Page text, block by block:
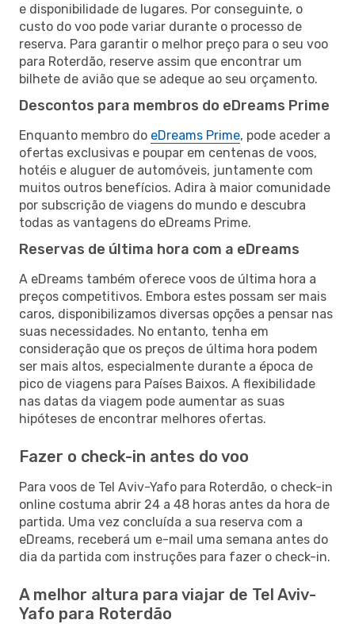
e disponibilidade de lugares. Por conseguinte, o
custo do voo pode variar durante o processo de
reserva. Para garantir o melhor preço para o seu voo
para Roterdão, reserve assim que encontrar um
bilhete de avião que se adeque ao seu orçamento.
Descontos para membros do eDreams Prime
Enquanto membro do eDreams Prime, pode aceder a
ofertas exclusivas e poupar em centenas de voos,
hotéis e aluguer de automóveis, juntamente com
muitos outros benefícios. Adira à maior comunidade
por subscrição de viagens do mundo e descubra
todas as vantagens do eDreams Prime.
Reservas de última hora com a eDreams
A eDreams também oferece voos de última hora a
preços competitivos. Embora estes possam ser mais
caros, disponibilizamos diversas opções a pensar nas
suas necessidades. No entanto, tenha em
consideração que os preços de última hora podem
ser mais altos, especialmente durante a época de
pico de viagens para Países Baixos. A flexibilidade
nas datas da viagem pode aumentar as suas
hipóteses de encontrar melhores ofertas.
Fazer o check-in antes do voo
Para voos de Tel Aviv-Yafo para Roterdão, o check-in
online costuma abrir 24 a 48 horas antes da hora de
partida. Uma vez concluída a sua reserva com a
eDreams, receberá um e-mail uma semana antes do
dia da partida com instruções para fazer o check-in.
A melhor altura para viajar de Tel Aviv-
Yafo para Roterdão